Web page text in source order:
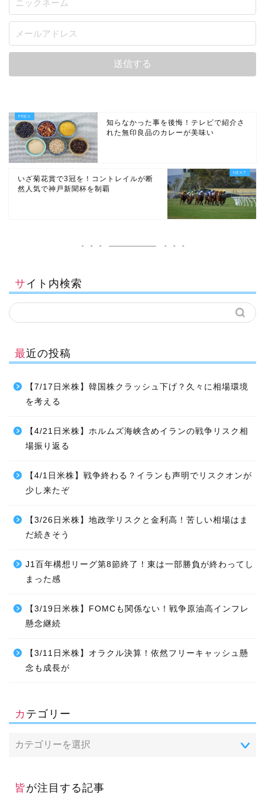
知らなかった事を後悔！テレビで紹介さ
れた無印良品のカレーが美味い
いざ菊花賞で3冠を！コントレイルが断
然人気で神戸新聞杯を制覇
サイト内検索
最近の投稿
【7/17日米株】韓国株クラッシュ下げ？久々に相場環境
を考える
【4/21日米株】ホルムズ海峡含めイランの戦争リスク相
場振り返る
【4/1日米株】戦争終わる？イランも声明でリスクオンが
少し来たぞ
【3/26日米株】地政学リスクと金利高！苦しい相場はま
だ続きそう
J1百年構想リーグ第8節終了！東は一部勝負が終わってし
まった感
【3/19日米株】FOMCも関係ない！戦争原油高インフレ
懸念継続
【3/11日米株】オラクル決算！依然フリーキャッシュ懸
念も成長が
カテゴリー
皆が注目する記事